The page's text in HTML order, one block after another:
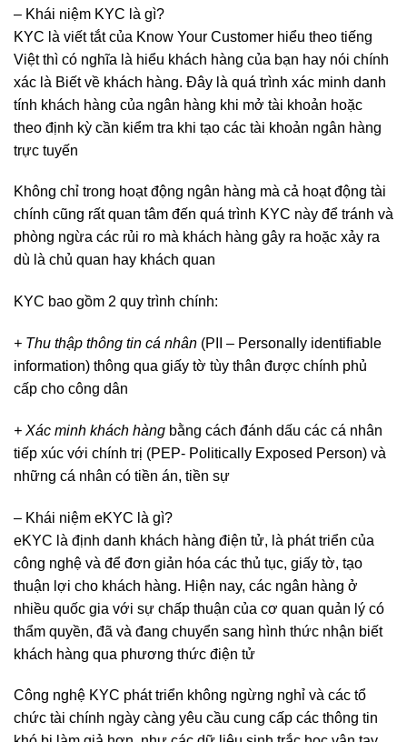
– Khái niệm KYC là gì?
KYC là viết tắt của Know Your Customer hiểu theo tiếng
Việt thì có nghĩa là hiểu khách hàng của bạn hay nói chính
xác là Biết về khách hàng. Đây là quá trình xác minh danh
tính khách hàng của ngân hàng khi mở tài khoản hoặc
theo định kỳ cần kiểm tra khi tạo các tài khoản ngân hàng
trực tuyến
Không chỉ trong hoạt động ngân hàng mà cả hoạt động tài
chính cũng rất quan tâm đến quá trình KYC này để tránh và
phòng ngừa các rủi ro mà khách hàng gây ra hoặc xảy ra
dù là chủ quan hay khách quan
KYC bao gồm 2 quy trình chính:
+ Thu thập thông tin cá nhân (PII – Personally identifiable
information) thông qua giấy tờ tùy thân được chính phủ
cấp cho công dân
+ Xác minh khách hàng bằng cách đánh dấu các cá nhân
tiếp xúc với chính trị (PEP- Politically Exposed Person) và
những cá nhân có tiền án, tiền sự
– Khái niệm eKYC là gì?
eKYC là định danh khách hàng điện tử, là phát triển của
công nghệ và để đơn giản hóa các thủ tục, giấy tờ, tạo
thuận lợi cho khách hàng. Hiện nay, các ngân hàng ở
nhiều quốc gia với sự chấp thuận của cơ quan quản lý có
thẩm quyền, đã và đang chuyển sang hình thức nhận biết
khách hàng qua phương thức điện tử
Công nghệ KYC phát triển không ngừng nghỉ và các tổ
chức tài chính ngày càng yêu cầu cung cấp các thông tin